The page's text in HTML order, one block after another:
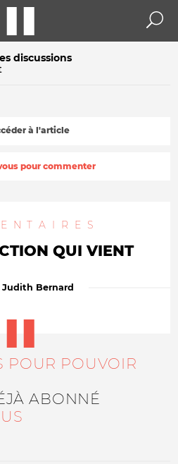
discussions
à l'article
pour commenter
QUI VIENT
Judith Bernard
POUR POUVOIR
ABONNÉ